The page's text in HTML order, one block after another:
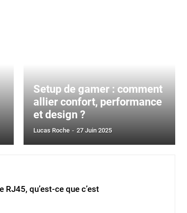
Setup de gamer : comment
allier confort, performance
et design ?
Lucas Roche - 27 Juin 2025
RJ45, qu’est-ce que c’est